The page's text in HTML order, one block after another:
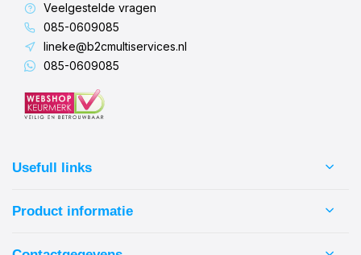
Veelgestelde vragen
085-0609085
lineke@b2cmultiservices.nl
085-0609085
Usefull links
Product informatie